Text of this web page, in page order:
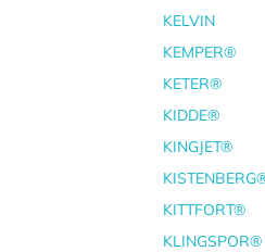
KELVIN
KEMPER®
KETER®
KIDDE®
KINGJET®
KITTFORT®
KLINGSPOR®